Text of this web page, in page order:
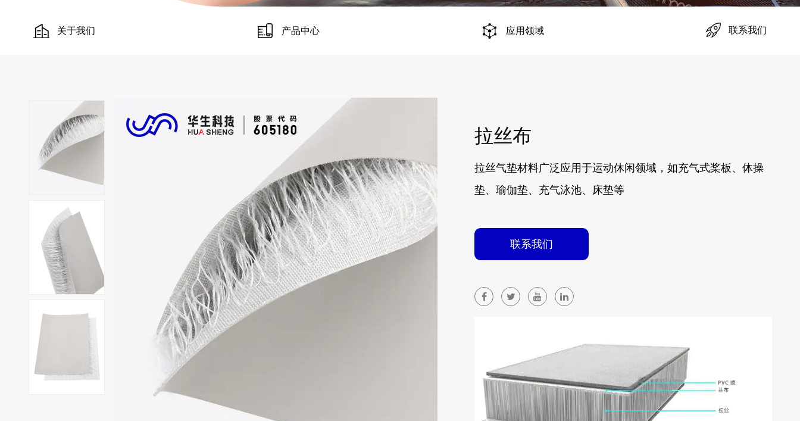
关于我们 产品中心 应用领域 联系我们
拉丝布
拉丝气垫材料广泛应用于运动休闲领域，如充气式桨板、体操
垫、瑜伽垫、充气泳池、床垫等
联系我们